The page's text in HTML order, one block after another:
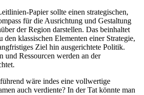
Papier sollte einen strategischen,
für die Ausrichtung und Gestaltung
der Region darstellen. Das beinhaltet
den klassischen Elementen einer Strategie,
Ziel hin ausgerichtete Politik.
und Ressourcen werden an der
wäre indes eine vollwertige
auch verdiente? In der Tat könnte man